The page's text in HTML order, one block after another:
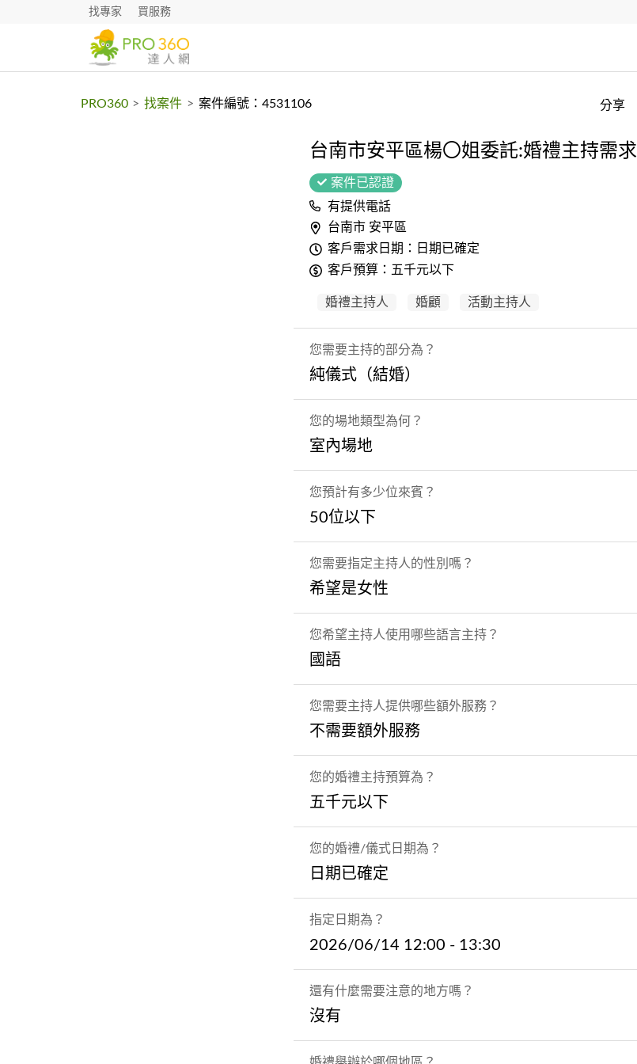
找專家 買服務
PRO360 > 找案件 > 案件編號：4531106 分享
台南市安平區楊〇姐委託:婚禮主持需求
案件已認證
有提供電話
台南市 安平區
客戶需求日期：日期已確定
客戶預算：五千元以下
婚禮主持人 婚顧 活動主持人
您需要主持的部分為？
純儀式（結婚）
您的場地類型為何？
室內場地
您預計有多少位來賓？
50位以下
您需要指定主持人的性別嗎？
希望是女性
您希望主持人使用哪些語言主持？
國語
您需要主持人提供哪些額外服務？
不需要額外服務
您的婚禮主持預算為？
五千元以下
您的婚禮/儀式日期為？
日期已確定
指定日期為？
2026/06/14 12:00 - 13:30
還有什麼需要注意的地方嗎？
沒有